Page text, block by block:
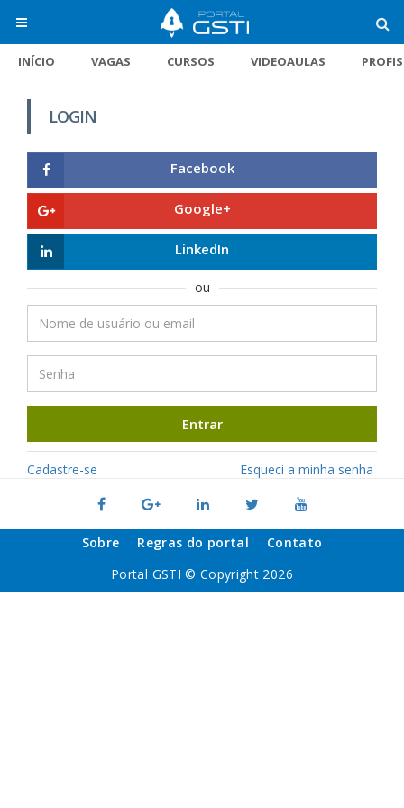
INÍCIO VAGAS CURSOS VIDEOAULAS
LOGIN
Facebook
Google+
LinkedIn
ou
Entrar
Cadastre-se Esqueci a minha senha
Sobre Regras do portal
Contato
Portal GSTI © Copyright 2026